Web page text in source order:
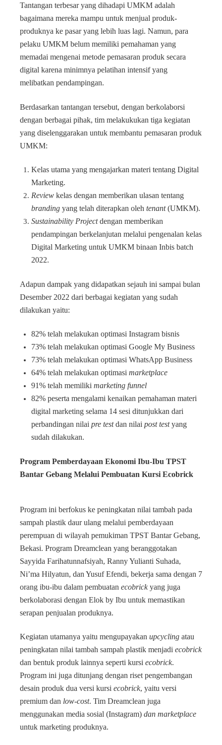
Tantangan terbesar yang dihadapi UMKM adalah
bagaimana mereka mampu untuk menjual produk-
produknya ke pasar yang lebih luas lagi. Namun, para
pelaku UMKM belum memiliki pemahaman yang
memadai mengenai metode pemasaran produk secara
digital karena minimnya pelatihan intensif yang
melibatkan pendampingan.
Berdasarkan tantangan tersebut, dengan berkolaborsi
dengan berbagai pihak, tim melakukukan tiga kegiatan
yang diselenggarakan untuk membantu pemasaran produk
UMKM:
Kelas utama yang mengajarkan materi tentang Digital
Marketing.
Reviewkelas dengan memberikan ulasan tentang
brandingyang telah diterapkan oleh tenant(UMKM).
Sustainability Projectdengan memberikan
pendampingan berkelanjutan melalui pengenalan kelas
Digital Marketing untuk UMKM binaan Inbis batch
2022.
Adapun dampak yang didapatkan sejauh ini sampai bulan
Desember 2022 dari berbagai kegiatan yang sudah
dilakukan yaitu:
82% telah melakukan optimasi Instagram bisnis
73% telah melakukan optimasi Google My Business
73% telah melakukan optimasi WhatsApp Business
64% telah melakukan optimasi marketplace
91% telah memiliki marketing funnel
82% peserta mengalami kenaikan pemahaman materi
digital marketing selama 14 sesi ditunjukkan dari
perbandingan nilai pre testdan nilai post testyang
sudah dilakukan.
Program Pemberdayaan Ekonomi Ibu-Ibu TPST
Bantar Gebang Melalui Pembuatan Kursi Ecobrick
Program ini berfokus ke peningkatan nilai tambah pada
sampah plastik daur ulang melalui pemberdayaan
perempuan di wilayah pemukiman TPST Bantar Gebang,
Bekasi. Program Dreamclean yang beranggotakan
Sayyida Farihatunnafsiyah, Ranny Yulianti Suhada,
Ni’ma Hilyatun, dan Yusuf Efendi, bekerja sama dengan 7
orang ibu-ibu dalam pembuatan ecobrickyang juga
berkolaborasi dengan Elok by Ibu untuk memastikan
serapan penjualan produknya.
Kegiatan utamanya yaitu mengupayakan upcycling atau
peningkatan nilai tambah sampah plastik menjadi ecobrick
dan bentuk produk lainnya seperti kursi ecobrick.
Program ini juga ditunjang dengan riset pengembangan
desain produk dua versi kursi ecobrick, yaitu versi
premium dan low-cost. Tim Dreamclean juga
menggunakan media sosial (Instagram) dan marketplace
untuk marketing produknya.